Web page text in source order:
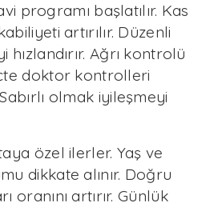
programı başlatılır. Kas
artırılır. Düzenli
Ağrı kontrolü
doktor kontrolleri
olmak iyileşmeyi
özel ilerler. Yaş ve
dikkate alınır. Doğru
oranını artırır. Günlük